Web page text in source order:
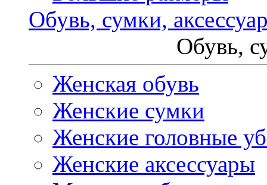
Обувь, сумки,
Обувь,
Женская обувь
Женские сумки
Женские головные
Женские аксессуары